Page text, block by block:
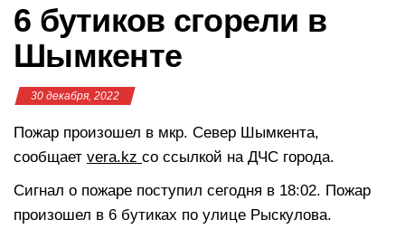
6 бутиков сгорели в
Шымкенте
30 декабря, 2022
Пожар произошел в мкр. Север Шымкента,
сообщает vera.kz со ссылкой на ДЧС города.
Сигнал о пожаре поступил сегодня в 18:02. Пожар
произошел в 6 бутиках по улице Рыскулова.